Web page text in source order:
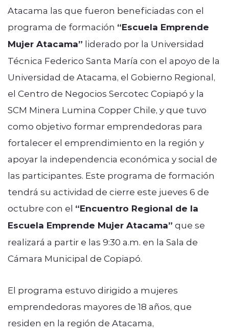
Atacama las que fueron beneficiadas con el
programa de formación “Escuela Emprende
Mujer Atacama” liderado por la Universidad
Técnica Federico Santa María con el apoyo de la
Universidad de Atacama, el Gobierno Regional,
el Centro de Negocios Sercotec Copiapó y la
SCM Minera Lumina Copper Chile, y que tuvo
como objetivo formar emprendedoras para
fortalecer el emprendimiento en la región y
apoyar la independencia económica y social de
las participantes. Este programa de formación
tendrá su actividad de cierre este jueves 6 de
octubre con el “Encuentro Regional de la
Escuela Emprende Mujer Atacama” que se
realizará a partir e las 9:30 a.m. en la Sala de
Cámara Municipal de Copiapó.
El programa estuvo dirigido a mujeres
emprendedoras mayores de 18 años, que
residen en la región de Atacama,